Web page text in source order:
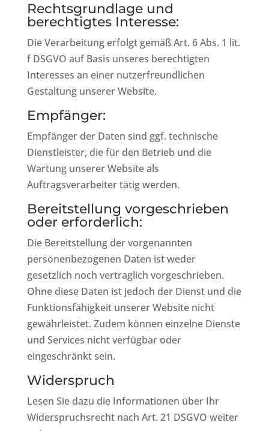
Rechtsgrundlage und
berechtigtes Interesse:
Die Verarbeitung erfolgt gemäß Art. 6 Abs. 1 lit.
f DSGVO auf Basis unseres berechtigten
Interesses an einer nutzerfreundlichen
Gestaltung unserer Website.
Empfänger:
Empfänger der Daten sind ggf. technische
Dienstleister, die für den Betrieb und die
Wartung unserer Website als
Auftragsverarbeiter tätig werden.
Bereitstellung vorgeschrieben
oder erforderlich:
Die Bereitstellung der vorgenannten
personenbezogenen Daten ist weder
gesetzlich noch vertraglich vorgeschrieben.
Ohne diese Daten ist jedoch der Dienst und die
Funktionsfähigkeit unserer Website nicht
gewährleistet. Zudem können einzelne Dienste
und Services nicht verfügbar oder
eingeschränkt sein.
Widerspruch
Lesen Sie dazu die Informationen über Ihr
Widerspruchsrecht nach Art. 21 DSGVO weiter